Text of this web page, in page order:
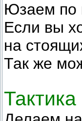
Юзаем по
Если вы
на
Так же
Тактика